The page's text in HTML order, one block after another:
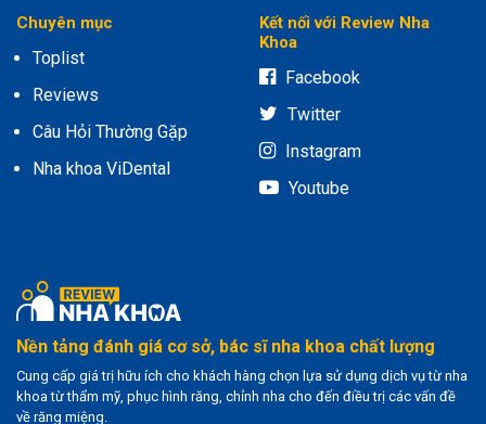
Chuyên mục
Toplist
Reviews
Câu Hỏi Thường Gặp
Nha khoa ViDental
Kết nối với Review Nha
Khoa
Facebook
Twitter
Instagram
Youtube
Nền tảng đánh giá cơ sở, bác sĩ nha khoa chất lượng
Cung cấp giá trị hữu ích cho khách hàng chọn lựa sử dụng dịch vụ từ nha
khoa từ thẩm mỹ, phục hình răng, chỉnh nha cho đến điều trị các vấn đề
về răng miệng.